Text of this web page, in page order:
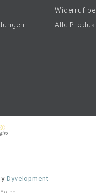
Widerruf
Alle
Dyvelopment
Yotpo